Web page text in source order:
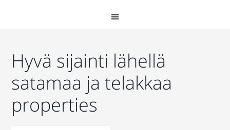
Hyvä sijainti lähellä
satamaa ja telakkaa
properties